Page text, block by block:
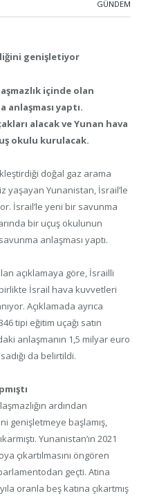
GÜNDEM
genişletiyor
içinde olan
anlaşması yaptı.
alacak ve Yunan hava
okulu kurulacak.
doğal gaz arama
yaşayan Yunanistan, İsrail’le
İsrail’le yeni bir savunma
bir uçuş okulunun
anlaşması yaptı.
açıklamaya göre, İsrailli
İsrail hava kuvvetleri
Açıklamada ayrıca
tipi eğitim uçağı satın
anlaşmanın 1,5 milyar euro
da belirtildi.
ardından
genişletmeye başlamış,
Yunanistan’ın 2021
çıkartılmasını öngören
geçti. Atina
oranla beş katına çıkartmış